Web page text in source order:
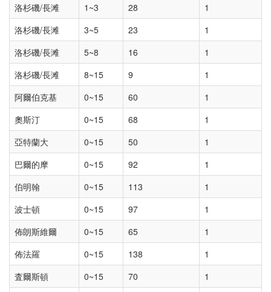
洛杉磯/長滩
1~3 28
1
洛杉磯/長滩
3~5 23
1
洛杉磯/長滩
5~8 16
1
洛杉磯/長滩
8~15 9
1
阿爾伯克基
0~15 60
1
奧斯汀
0~15 68
1
亞特蘭大
0~15 50
1
巴爾的摩
0~15 92
1
伯明翰
0~15 113
1
波士頓
0~15 97
1
佈朗斯維爾
0~15 65
1
佈法羅
0~15 138
1
査爾斯頓
0~15 70
1